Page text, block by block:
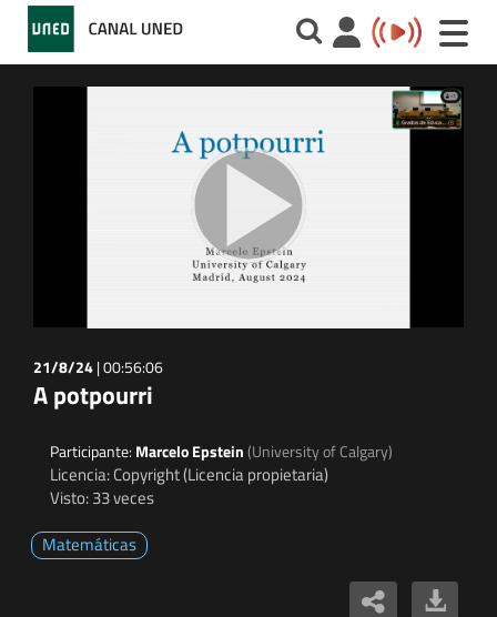
Toggle
21/8/24|00:56:06
A potpourri
Participante: Marcelo Epstein(University of Calgary)
Licencia: Copyright (Licencia propietaria)
Visto: 33 veces
Matemáticas